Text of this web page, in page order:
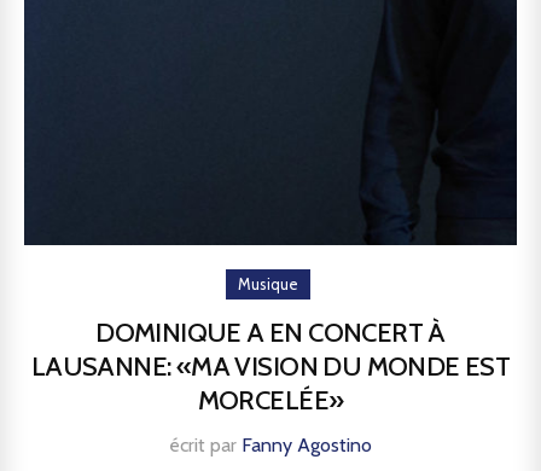
Musique
DOMINIQUE A EN CONCERT À
LAUSANNE: «MA VISION DU MONDE EST
MORCELÉE»
écrit par Fanny Agostino